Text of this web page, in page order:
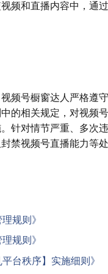
频和直播内容中，通
频号橱窗达人严格遵
的相关规定，对视频
针对情节严重、多次
禁视频号直播能力等处
规则》
规则》
台秩序】实施细则》